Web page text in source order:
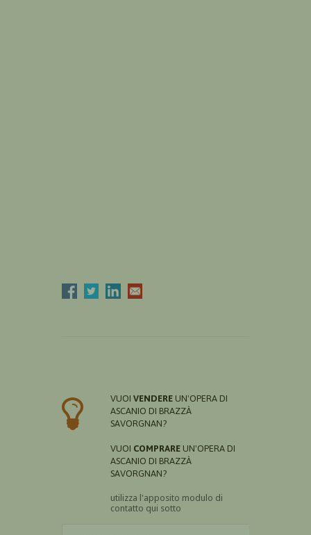
VUOI VENDERE UN'OPERA DI
ASCANIO DI BRAZZÀ
SAVORGNAN?
VUOI COMPRARE UN'OPERA DI
ASCANIO DI BRAZZÀ
SAVORGNAN?
utilizza l'apposito modulo di
contatto qui sotto